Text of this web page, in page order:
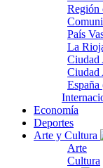
Región
País
La
Ciudad
Ciudad
España
Economía
Deportes
Arte y Cultura
Arte
Cultura